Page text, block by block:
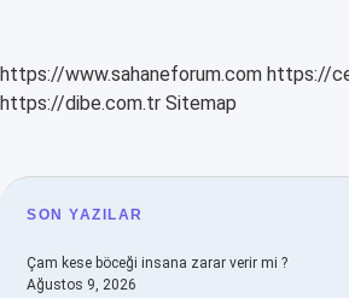
https://www.sahaneforum.com https://
https://dibe.com.tr Sitemap
SIDEBAR
SON YAZILAR
Çam kese böceği insana zarar verir mi ?
Ağustos 9, 2026